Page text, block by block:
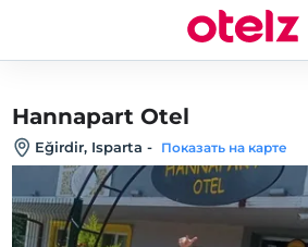
Hannapart Otel
Eğirdir, Isparta - Показать на карте